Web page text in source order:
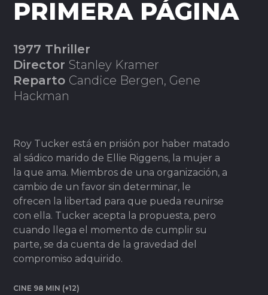
PRIMERA PÁGINA
1977 Thriller
DirectorStanley Kramer
Reparto Candice Bergen, Gene
Hackman
Roy Tucker está en prisión por haber matado
al sádico marido de Ellie Riggens, la mujer a
la que ama. Miembros de una organización, a
cambio de un favor sin determinar, le
ofrecen la libertad para que pueda reunirse
con ella. Tucker acepta la propuesta, pero
cuando llega el momento de cumplir su
parte, se da cuenta de la gravedad del
compromiso adquirido.
CINE 98 MIN (+12)